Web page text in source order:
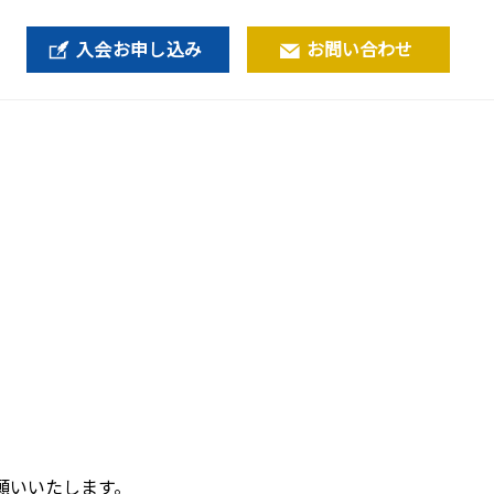
入会お申し込み お問い合わせ
いたします。